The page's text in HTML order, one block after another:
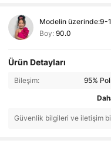
Modelin üzerinde:9-
Boy: 90.0
Ürün Detayları
Bileşim: 95%
Güvenlik bilgileri ve iletişim